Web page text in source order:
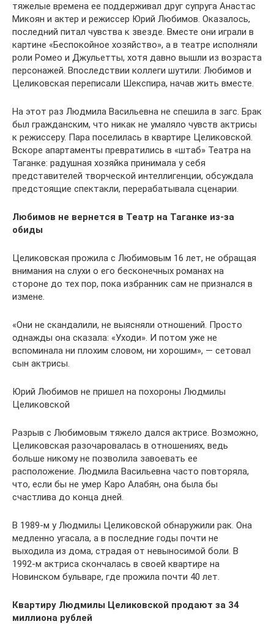
тяжелые времена ее поддерживал друг супруга Анастас
Микоян и актер и режиссер Юрий Любимов. Оказалось,
последний питал чувства к звезде. Вместе они играли в
картине «Беспокойное хозяйство», а в театре исполняли
роли Ромео и Джульетты, хотя давно вышли из возраста
персонажей. Впоследствии коллеги шутили: Любимов и
Целиковская переписали Шекспира, начав жить вместе.
На этот раз Людмила Васильевна не спешила в загс. Брак
был гражданским, что никак не умаляло чувств актрисы
к режиссеру. Пара поселилась в квартире Целиковской.
Вскоре апартаменты превратились в «штаб» Театра на
Таганке: радушная хозяйка принимала у себя
представителей творческой интеллигенции, обсуждала
предстоящие спектакли, перерабатывала сценарии.
Любимов не вернется в Театр на Таганке из-за
обиды
Целиковская прожила с Любимовым 16 лет, не обращая
внимания на слухи о его бесконечных романах на
стороне до тех пор, пока избранник сам не признался в
измене.
«Они не скандалили, не выясняли отношений. Просто
однажды она сказала: «Уходи». И потом уже не
вспоминала ни плохим словом, ни хорошим», — сетовал
сын актрисы.
Юрий Любимов не пришел на похороны Людмилы
Целиковской
Разрыв с Любимовым тяжело дался актрисе. Возможно,
Целиковская разочаровалась в отношениях, ведь
больше никому не позволила завоевать ее
расположение. Людмила Васильевна часто повторяла,
что, если бы не умер Каро Алабян, она была бы
счастлива до конца дней.
В 1989-м у Людмилы Целиковской обнаружили рак. Она
медленно угасала, а в последние годы почти не
выходила из дома, страдая от невыносимой боли. В
1992-м актриса скончалась в своей квартире на
Новинском бульваре, где прожила почти 40 лет.
Квартиру Людмилы Целиковской продают за 34
миллиона рублей